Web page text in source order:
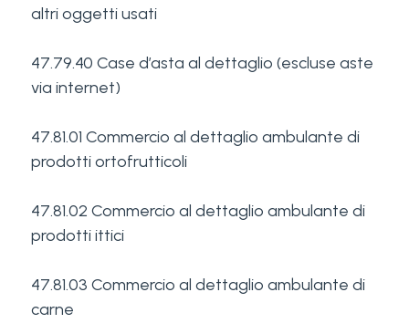
altri oggetti usati
47.79.40 Case d’asta al dettaglio (escluse aste
via internet)
47.81.01 Commercio al dettaglio ambulante di
prodotti ortofrutticoli
47.81.02 Commercio al dettaglio ambulante di
prodotti ittici
47.81.03 Commercio al dettaglio ambulante di
carne